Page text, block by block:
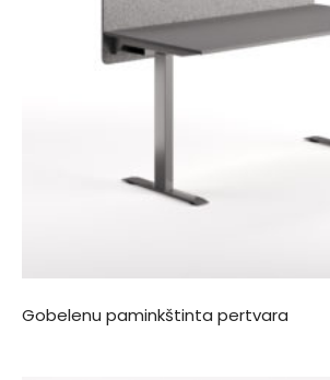
Gobelenu paminkštinta pertvara